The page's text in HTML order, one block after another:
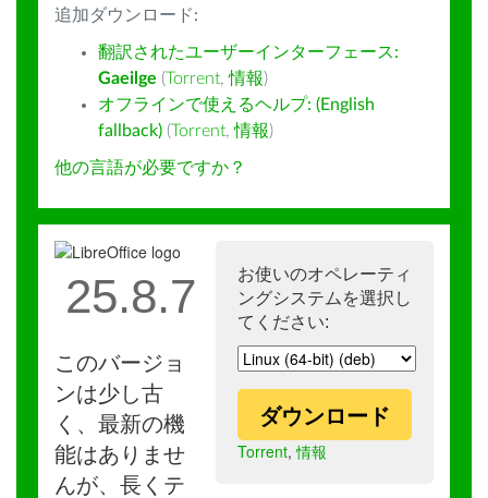
追加ダウンロード:
翻訳されたユーザーインターフェース:
Gaeilge (Torrent,情報)
オフラインで使えるヘルプ: (English
fallback) (Torrent,情報)
他の言語が必要ですか？
お使いのオペレーティ
ングシステムを選択し
てください:
ダウンロード
Torrent,情報
25.8.7
このバージョ
ンは少し古
く、最新の機
能はありませ
んが、長くテ